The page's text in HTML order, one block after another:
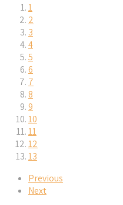
1
2
3
4
5
6
7
8
9
10
11
12
13
Previous
Next